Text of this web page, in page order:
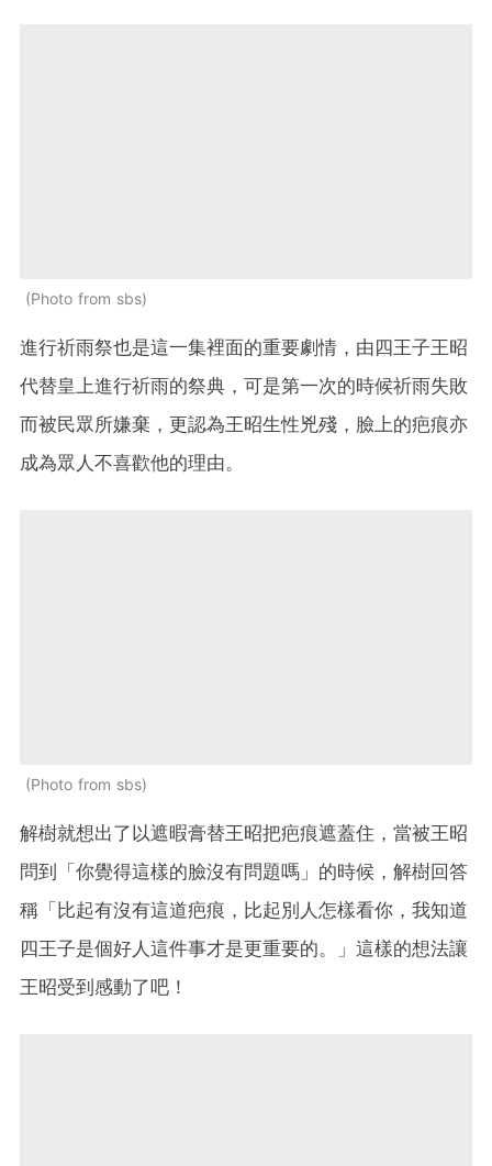
Photo from sbs
進行祈雨祭也是這一集裡面的重要劇情，由四王子王昭
代替皇上進行祈雨的祭典，可是第一次的時候祈雨失敗
而被民眾所嫌棄，更認為王昭生性兇殘，臉上的疤痕亦
成為眾人不喜歡他的理由。
Photo from sbs
解樹就想出了以遮暇膏替王昭把疤痕遮蓋住，當被王昭
問到「你覺得這樣的臉沒有問題嗎」的時候，解樹回答
稱「比起有沒有這道疤痕，比起別人怎樣看你，我知道
四王子是個好人這件事才是更重要的。」這樣的想法讓
王昭受到感動了吧！